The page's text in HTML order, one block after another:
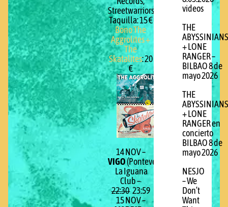
Streetwarriors)
Taquilla: 15 €
Bono The
Aggrolites +
The
Skatalites: 20
€
14 NOV –
VIGO(Pontevedra) –
La Iguana
Club –
22:3023:59
15 NOV –
videos
THE
ABYSSINIANS
+ LONE
RANGER –
BILBAO 8 de
mayo 2026
THE
ABYSSINIANS
+ LONE
RANGER en
concierto
BILBAO 8 de
mayo 2026
NESJO
– We
Don’t
Want